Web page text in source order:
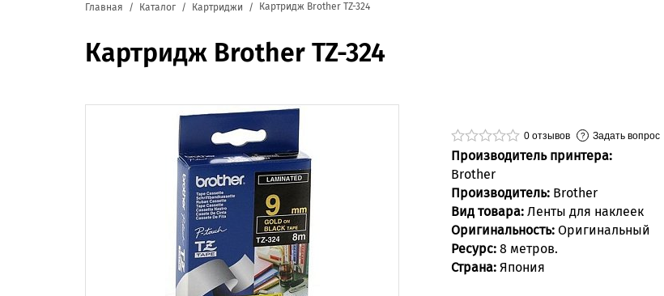
Главная Каталог Картриджи Картридж Brother TZ-324
Картридж Brother TZ-324
0 отзывов Задать вопрос
Производитель принтера:
Brother
Производитель: Brother
Вид товара: Ленты для наклеек
Оригинальность: Оригинальный
Ресурс: 8 метров.
Страна: Япония